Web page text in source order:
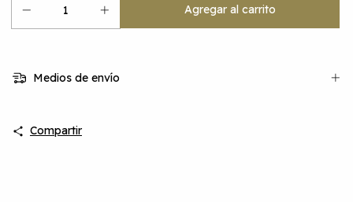
Medios de envío
Compartir